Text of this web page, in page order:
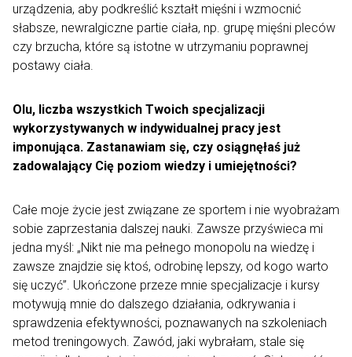
urządzenia, aby podkreślić kształt mięśni i wzmocnić
słabsze, newralgiczne partie ciała, np. grupę mięśni pleców
czy brzucha, które są istotne w utrzymaniu poprawnej
postawy ciała.
Olu, liczba wszystkich Twoich specjalizacji
wykorzystywanych w indywidualnej pracy jest
imponująca. Zastanawiam się, czy osiągnęłaś już
zadowalający Cię poziom wiedzy i umiejętności?
Całe moje życie jest związane ze sportem i nie wyobrażam
sobie zaprzestania dalszej nauki. Zawsze przyświeca mi
jedna myśl: „Nikt nie ma pełnego monopolu na wiedzę i
zawsze znajdzie się ktoś, odrobinę lepszy, od kogo warto
się uczyć”. Ukończone przeze mnie specjalizacje i kursy
motywują mnie do dalszego działania, odkrywania i
sprawdzenia efektywności, poznawanych na szkoleniach
metod treningowych. Zawód, jaki wybrałam, stale się